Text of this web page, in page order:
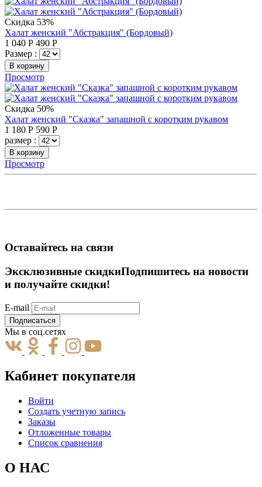
Скидка 53%
Халат женский "Абстракция" (Бордовый)
1 040 Р 490 Р
Размер :
В корзину
Просмотр
Скидка 50%
Халат женский "Сказка" запашной с коротким рукавом
1 180 Р 590 Р
размер :
В корзину
Просмотр
Оставайтесь на связи
Эксклюзивные скидкиПодпишитесь на новости
и получайте скидки!
E-mail
Подписаться
Мы в соц.сетях
Кабинет покупателя
Войти
Создать учетную запись
Заказы
Отложенные товары
Список сравнения
О НАС